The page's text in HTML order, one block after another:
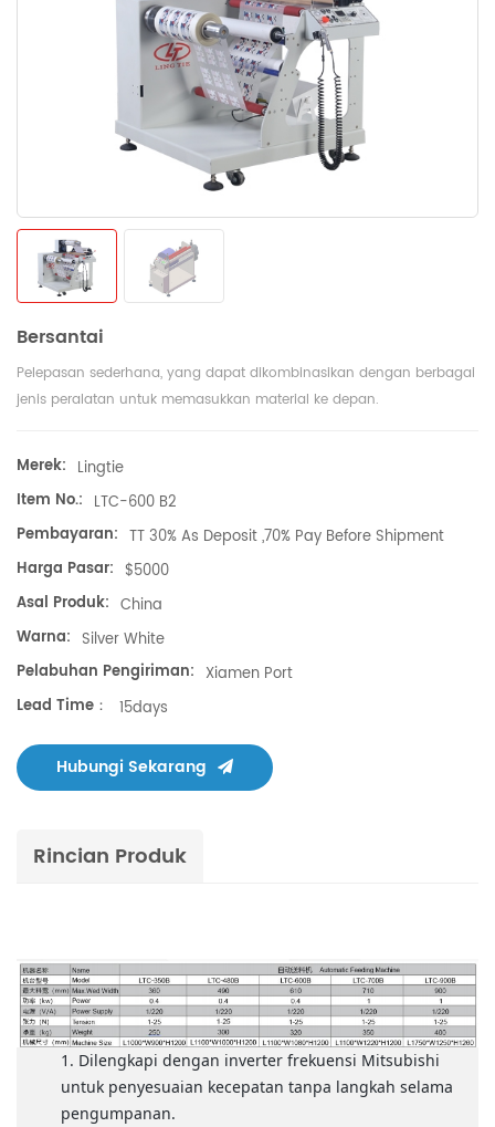
Bersantai
Pelepasan sederhana, yang dapat dikombinasikan dengan berbagai
jenis peralatan untuk memasukkan material ke depan.
Merek: Lingtie
Item No.: LTC-600 B2
Pembayaran: TT 30% As Deposit ,70% Pay Before Shipment
Harga Pasar: $5000
Asal Produk: China
Warna: Silver White
Pelabuhan Pengiriman: Xiamen Port
Lead Time：
15days
Hubungi Sekarang
Rincian Produk
Dilengkapi dengan inverter frekuensi Mitsubishi
untuk penyesuaian kecepatan tanpa langkah selama
pengumpanan.